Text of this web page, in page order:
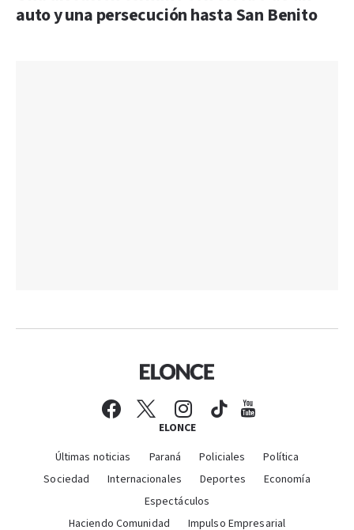
auto y una persecución hasta San Benito
ELONCE
Últimas noticias Paraná Policiales
Política
Sociedad
Internacionales Deportes
Economía
Espectáculos
Haciendo Comunidad
Impulso Empresarial